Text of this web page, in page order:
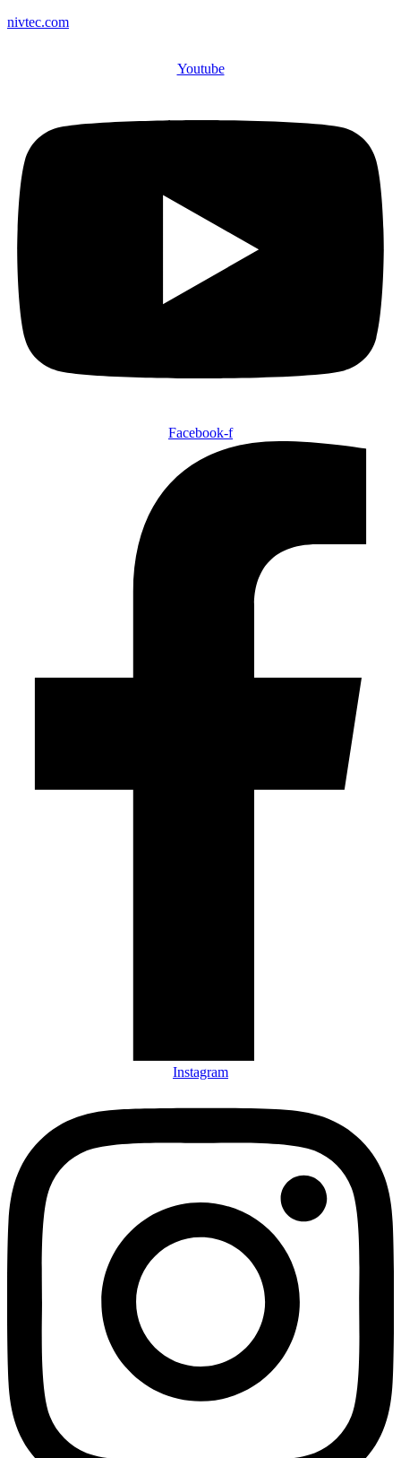
nivtec.com
Youtube
Facebook-f
Instagram